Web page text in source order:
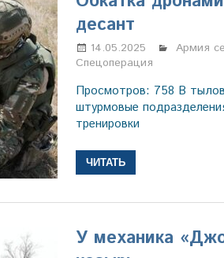
десант
14.05.2025 Марина
Армия
Спецоперация
Просмотров: 758 В
штурмовые
тренировки
ЧИТАТЬ
У механика